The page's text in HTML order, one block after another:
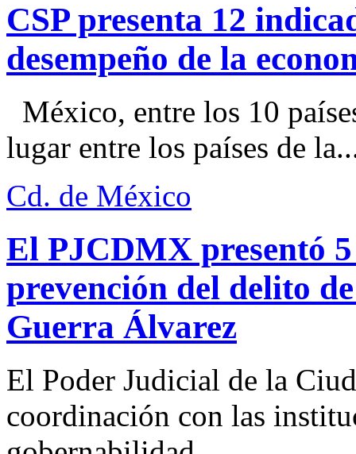
CSP presenta 12
desempeño de la
México, entre los 10
lugar entre los países de
Cd. de México
El PJCDMX presentó
prevención del delito
Guerra Álvarez
El Poder Judicial de la
coordinación con las